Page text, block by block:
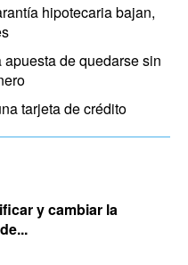
hipotecaria bajan,
de quedarse sin
tarjeta de crédito
y cambiar la